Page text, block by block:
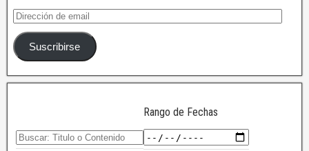
Suscribirse
Rango de Fechas